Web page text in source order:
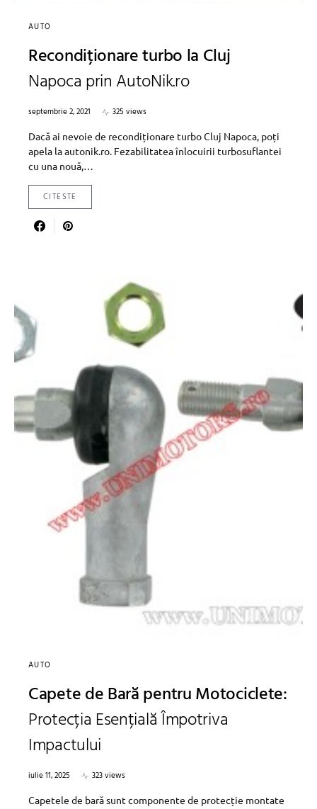
AUTO
Recondiționare turbo la Cluj
Napoca prin AutoNik.ro
septembrie 2, 2021
325 views
Dacă ai nevoie de recondiționare turbo Cluj Napoca, poți
apela la autonik.ro. Fezabilitatea înlocuirii turbosuflantei
cu una nouă,…
CITESTE
AUTO
Capete de Bară pentru Motociclete:
Protecția Esențială Împotriva
Impactului
iulie 11, 2025
323 views
Capetele de bară sunt componente de protecție montate